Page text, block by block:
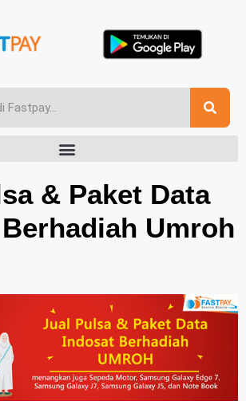
& Paket Data
Umroh